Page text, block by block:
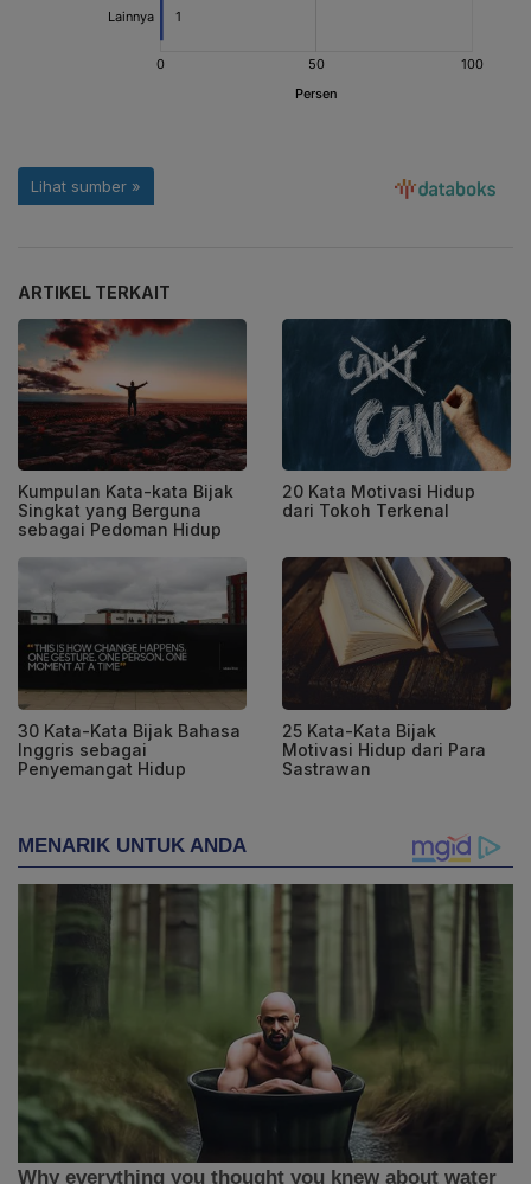
ARTIKEL TERKAIT
Kumpulan Kata-kata Bijak
Singkat yang Berguna
sebagai Pedoman Hidup
20 Kata Motivasi Hidup
dari Tokoh Terkenal
30 Kata-Kata Bijak Bahasa
Inggris sebagai
Penyemangat Hidup
25 Kata-Kata Bijak
Motivasi Hidup dari Para
Sastrawan